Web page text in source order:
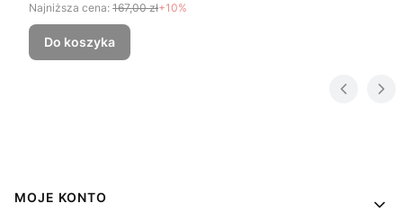
Najniższa cena: 167,00 zł+10%
Do koszyka
Linki w stopce
MOJE KONTO